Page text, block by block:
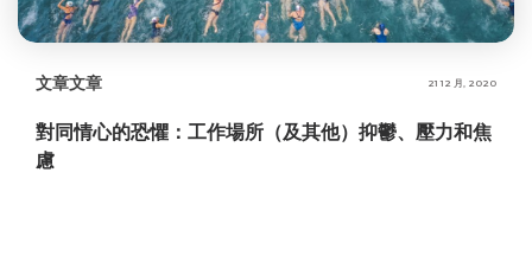
文章文章 21 12 月, 2020
對同情心的恐懼：工作場所（及其他）抑鬱、壓力和焦
慮